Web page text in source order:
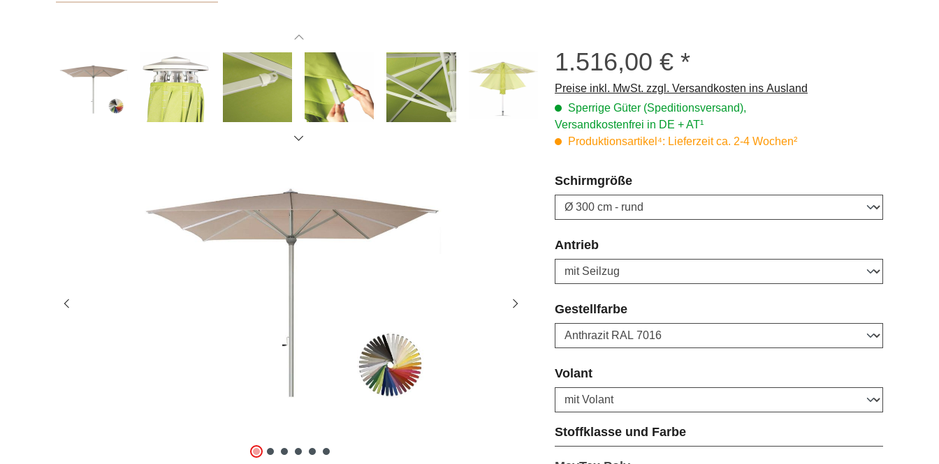
Bildergalerie überspringen
Regulärer Preis:
1.516,00 €
Preise inkl. MwSt. zzgl. Versandkosten ins Ausland
Sperrige Güter (Speditionsversand),
Versandkostenfrei in DE + AT¹
Produktionsartikel⁴: Lieferzeit ca. 2-4 Wochen²
Schirmgrößeauswählen
Antriebauswählen
Gestellfarbeauswählen
Volantauswählen
Stoffklasse und Farbeauswählen